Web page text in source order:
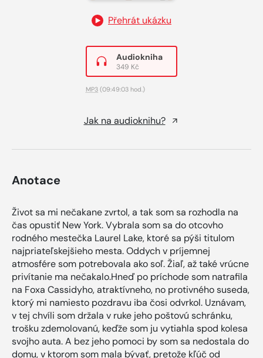
Přehrát ukázku
Audiokniha
349 Kč
MP3 (09:49:03 hod.)
Jak na audioknihu?
Anotace
Život sa mi nečakane zvrtol, a tak som sa rozhodla na
čas opustiť New York. Vybrala som sa do otcovho
rodného mestečka Laurel Lake, ktoré sa pýši titulom
najpriateľskejšieho mesta. Oddych v príjemnej
atmosfére som potrebovala ako soľ. Žiaľ, až také vrúcne
privítanie ma nečakalo.Hneď po príchode som natrafila
na Foxa Cassidyho, atraktívneho, no protivného suseda,
ktorý mi namiesto pozdravu iba čosi odvrkol. Uznávam,
v tej chvíli som držala v ruke jeho poštovú schránku,
trošku zdemolovanú, keďže som ju vytiahla spod kolesa
svojho auta. A bez jeho pomoci by som sa nedostala do
domu, v ktorom som mala bývať, pretože kľúč od